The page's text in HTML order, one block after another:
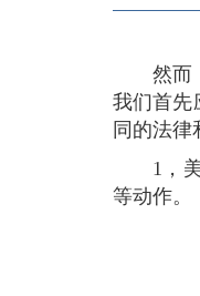
然而
我们首先
同的法
1，
等动作。